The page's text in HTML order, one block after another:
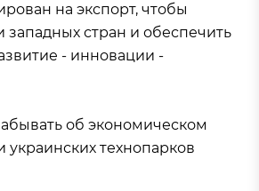
на экспорт, чтобы
западных стран и обеспечить
- инновации -
об экономическом
технопарков